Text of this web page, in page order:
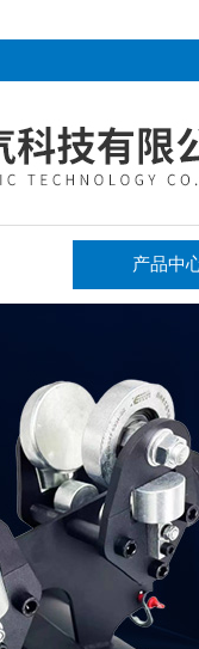
产品中